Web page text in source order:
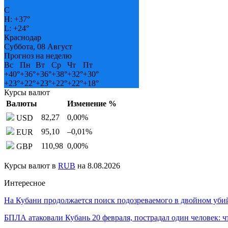
C
H: +37°
L: +24°
Краснодар
Суббота, 08 Август
Прогноз на неделю
Вс
Пн Вт Ср Чт
Пт
+40°+36°+36°+38°+32°+30°
+23°+22°+23°+22°+22°+18°
Курсы валют
Валюты
Изменение %
USD
82,27 0,00%
EUR
95,10 –0,01%
GBP
110,98 0,00%
Курсы валют в RUB на 8.08.2026
Интересное
На Кубани продолжается поиск подозреваемого в двойном
БПЛА атаковали Кубань 20 февраля, пострадал один человек: